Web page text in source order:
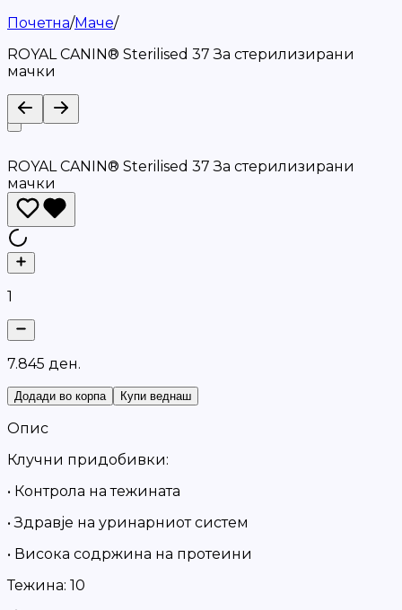
Почетна/Маче/
ROYAL CANIN® Sterilised 37 За стерилизирани
мачки
ROYAL CANIN® Sterilised 37 За стерилизирани
мачки
1
7.845 ден.
Додади во корпа Купи веднаш
Опис
Клучни придобивки:
• Контрола на тежината
• Здравје на уринарниот систем
• Висока содржина на протеини
Тежина: 10